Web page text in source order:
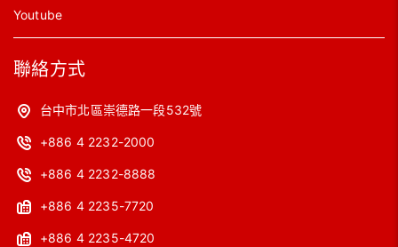
Youtube
聯絡方式
台中市北區崇德路一段532號
+886 4 2232-2000
+886 4 2232-8888
+886 4 2235-7720
+886 4 2235-4720